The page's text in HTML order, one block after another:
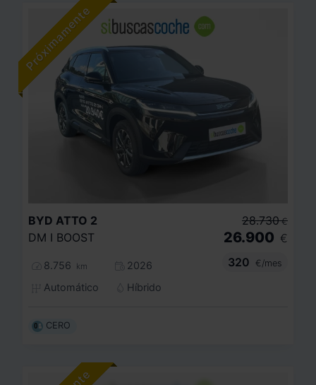
BYD ATTO 2
DM I BOOST
8.756 km
2026
Automático
Híbrido
28.730 €
26.900 €
320
€/mes
CERO